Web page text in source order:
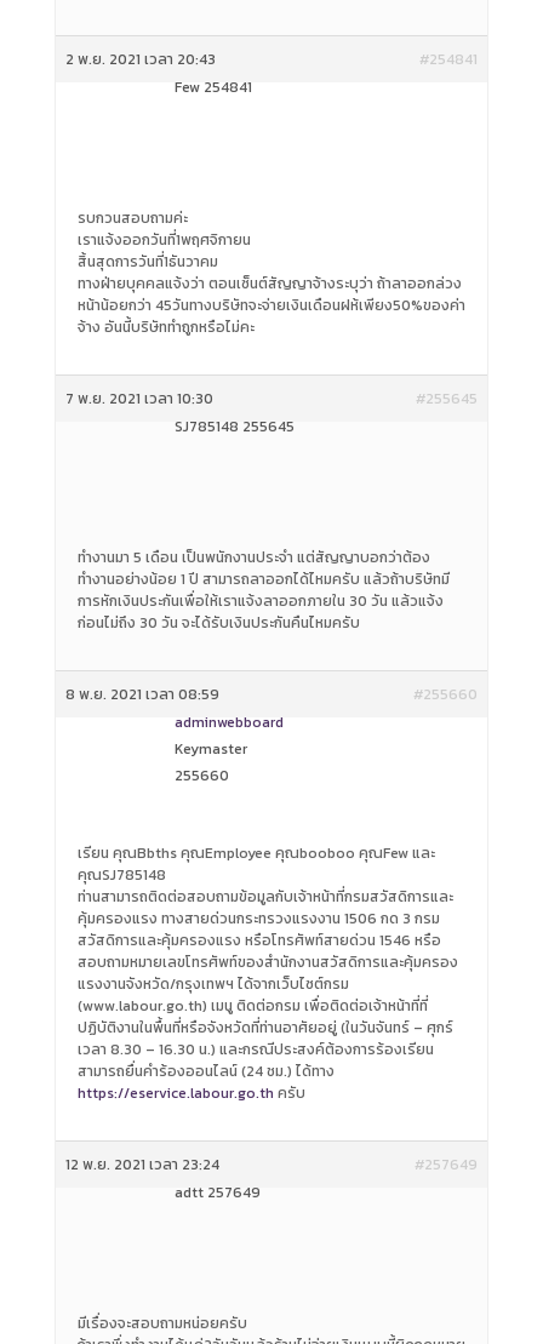
2 พ.ย. 2021 เวลา 20:43
#254841
Few 254841
รบกวนสอบถามค่ะ
เราแจ้งออกวันที่1พฤศจิกายน
สิ้นสุดการวันที่1ธันวาคม
ทางฝ่ายบุคคลแจ้งว่า ตอนเซ็นต์สัญญาจ้างระบุว่า ถ้าลาออกล่วง
หน้าน้อยกว่า 45วันทางบริษัทจะจ่ายเงินเดือนฝห้เพียง50%ของค่า
จ้าง อันนี้บริษัททำถูกหรือไม่คะ
7 พ.ย. 2021 เวลา 10:30
#255645
SJ785148 255645
ทำงานมา 5 เดือน เป็นพนักงานประจำ แต่สัญญาบอกว่าต้อง
ทำงานอย่างน้อย 1 ปี สามารถลาออกได้ไหมครับ แล้วถ้าบริษัทมี
การหักเงินประกันเพื่อให้เราแจ้งลาออกภายใน 30 วัน แล้วแจ้ง
ก่อนไม่ถึง 30 วัน จะได้รับเงินประกันคืนไหมครับ
8 พ.ย. 2021 เวลา 08:59
#255660
adminwebboard
Keymaster
255660
เรียน คุณBbths คุณEmployee คุณbooboo คุณFew และ
คุณSJ785148
ท่านสามารถติดต่อสอบถามข้อมูลกับเจ้าหน้าที่กรมสวัสดิการและ
คุ้มครองแรง ทางสายด่วนกระทรวงแรงงาน 1506 กด 3 กรม
สวัสดิการและคุ้มครองแรง หรือโทรศัพท์สายด่วน 1546 หรือ
สอบถามหมายเลขโทรศัพท์ของสำนักงานสวัสดิการและคุ้มครอง
แรงงานจังหวัด/กรุงเทพฯ ได้จากเว็บไซต์กรม
(www.labour.go.th) เมนู ติดต่อกรม เพื่อติดต่อเจ้าหน้าที่ที่
ปฏิบัติงานในพื้นที่หรือจังหวัดที่ท่านอาศัยอยู่ (ในวันจันทร์ – ศุกร์
เวลา 8.30 – 16.30 น.) และกรณีประสงค์ต้องการร้องเรียน
สามารถยื่นคำร้องออนไลน์ (24 ชม.) ได้ทาง
https://eservice.labour.go.th ครับ
12 พ.ย. 2021 เวลา 23:24
#257649
adtt 257649
มีเรื่องจะสอบถามหน่อยครับ